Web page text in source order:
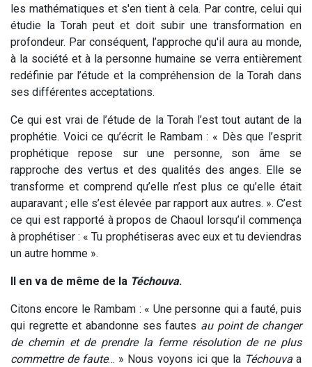
les mathématiques et s'en tient à cela. Par contre, celui qui
étudie la Torah peut et doit subir une transformation en
profondeur. Par conséquent, l’approche qu'il aura au monde,
à la société et à la personne humaine se verra entièrement
redéfinie par l’étude et la compréhension de la Torah dans
ses différentes acceptations.
Ce qui est vrai de l’étude de la Torah l’est tout autant de la
prophétie. Voici ce qu’écrit le Rambam : « Dès que l’esprit
prophétique repose sur une personne, son âme se
rapproche des vertus et des qualités des anges. Elle se
transforme et comprend qu’elle n’est plus ce qu’elle était
auparavant ; elle s’est élevée par rapport aux autres. ». C’est
ce qui est rapporté à propos de Chaoul lorsqu’il commença
à prophétiser : « Tu prophétiseras avec eux et tu deviendras
un autre homme ».
Il en va de même de la Téchouva.
Citons encore le Rambam : « Une personne qui a fauté, puis
qui regrette et abandonne ses fautes au point de changer
de chemin et de prendre la ferme résolution de ne plus
commettre de faute… » Nous voyons ici que la Téchouvaa